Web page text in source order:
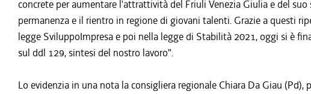
concrete per aumentare l'attrattività del Friuli Venezia Giulia e del
permanenza e il rientro in regione di giovani talenti. Grazie a questi
legge SviluppoImpresa e poi nella legge di Stabilità 2021, oggi si è
sul ddl 129, sintesi del nostro lavoro".
Lo evidenzia in una nota la consigliera regionale Chiara Da Giau